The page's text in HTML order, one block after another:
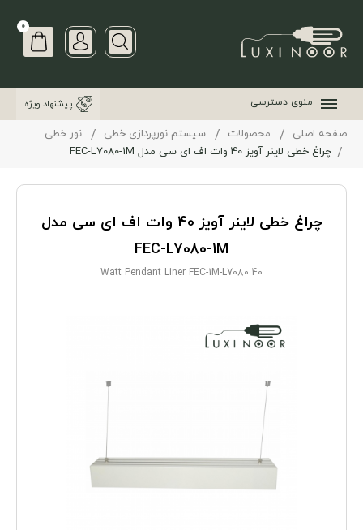
0
منوی دسترسی پیشنهاد ویژه
صفحه اصلی محصولات سیستم نورپردازی خطی
نور خطی
چراغ خطی لاینر آویز 40 وات اف ای سی مدل FEC-L7080-1M
چراغ خطی لاینر آویز 40 وات اف ای سی مدل
FEC-L7080-1M
40 Watt Pendant Liner FEC-1M-L7080